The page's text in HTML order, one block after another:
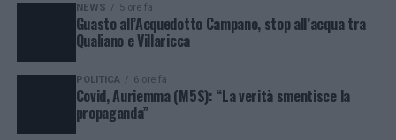
NEWS 5 ore fa
Guasto all’Acquedotto Campano, stop all’acqua tra
Qualiano e Villaricca
POLITICA 6 ore fa
Covid, Auriemma (M5S): “La verità smentisce la
propaganda”